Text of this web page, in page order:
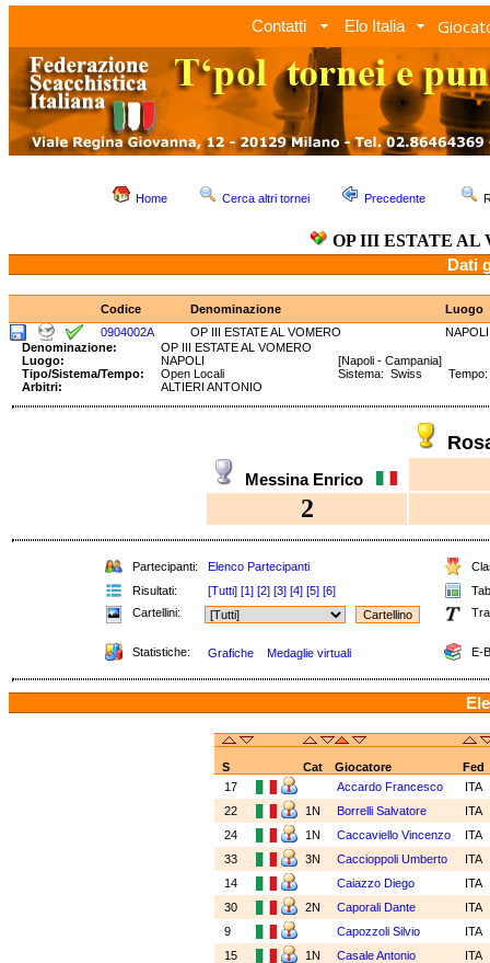
Contatti Elo Italia
Home Cerca altri tornei Precedente
OP III ESTATE AL
Dati
Codice Denominazione
Luogo
0904002A
OP III ESTATE AL VOMERO
NAPOLI
Denominazione:
OP III ESTATE AL VOMERO
Luogo:
NAPOLI
[Napoli - Campania]
Tipo/Sistema/Tempo:
Open Locali
Sistema: Swiss Tempo:
Arbitri:
ALTIERI ANTONIO
Messina Enrico
2
Partecipanti: Elenco Partecipanti
Risultati:
[Tutti] [1] [2] [3] [4] [5] [6]
Cartellini:
Statistiche: Grafiche Medaglie virtuali E-
S Cat Giocatore
Fed
17
Accardo Francesco
ITA
22
1N Borrelli Salvatore
ITA
24
1N Caccaviello Vincenzo
ITA
33
3N Caccioppoli Umberto
ITA
14
Caiazzo Diego
ITA
30
2N Caporali Dante
ITA
9
Capozzoli Silvio
ITA
15
1N Casale Antonio
ITA